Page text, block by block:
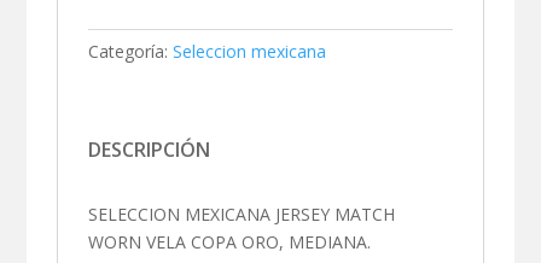
Categoría: Seleccion mexicana
DESCRIPCIÓN
SELECCION MEXICANA JERSEY MATCH
WORN VELA COPA ORO, MEDIANA.